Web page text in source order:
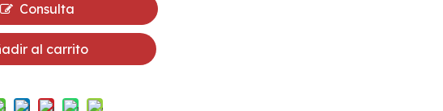
Consulta
al carrito